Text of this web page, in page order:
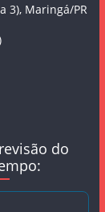
3), Maringá/PR
do